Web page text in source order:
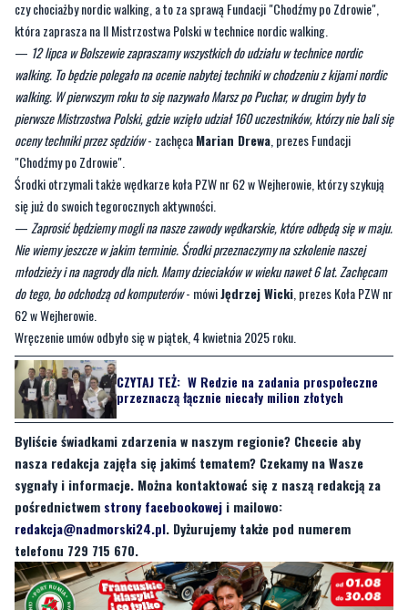
czy chociażby nordic walking, a to za sprawą Fundacji "Chodźmy po Zdrowie",
która zaprasza na II Mistrzostwa Polski w technice nordic walking.
— 12 lipca w Bolszewie zapraszamy wszystkich do udziału w technice nordic
walking. To będzie polegało na ocenie nabytej techniki w chodzeniu z kijami nordic
walking. W pierwszym roku to się nazywało Marsz po Puchar, w drugim były to
pierwsze Mistrzostwa Polski, gdzie wzięło udział 160 uczestników, którzy nie bali się
oceny techniki przez sędziów- zachęcaMarian Drewa , prezes Fundacji
"Chodźmy po Zdrowie".
Środki otrzymali także wędkarze koła PZW nr 62 w Wejherowie, którzy szykują
się już do swoich tegorocznych aktywności.
— Zaprosić będziemy mogli na nasze zawody wędkarskie, które odbędą się w maju.
Nie wiemy jeszcze w jakim terminie. Środki przeznaczymy na szkolenie naszej
młodzieży i na nagrody dla nich. Mamy dzieciaków w wieku nawet 6 lat. Zachęcam
do tego, bo odchodzą od komputerów- mówiJędrzej Wicki , prezes Koła PZW nr
62 w Wejherowie.
Wręczenie umów odbyło się w piątek, 4 kwietnia 2025 roku.
CZYTAJ TEŻ: W Redzie na zadania prospołeczne
przeznaczą łącznie niecały milion złotych
Byliście świadkami zdarzenia w naszym regionie? Chcecie aby
nasza redakcja zajęła się jakimś tematem? Czekamy na Wasze
sygnały i informacje. Można kontaktować się z naszą redakcją za
pośrednictwem strony facebookowej i mailowo:
redakcja@nadmorski24.pl. Dyżurujemy także pod numerem
telefonu 729 715 670.